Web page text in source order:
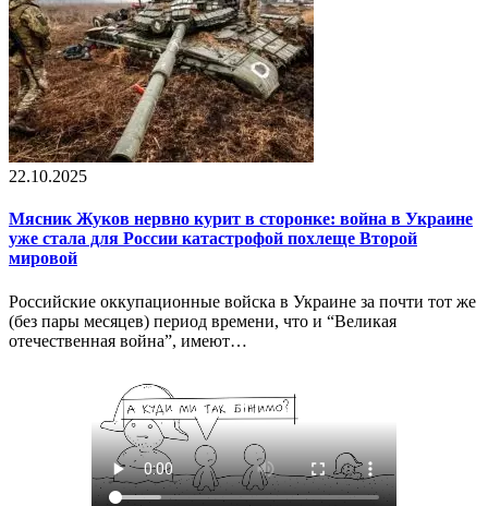
22.10.2025
Мясник Жуков нервно курит в сторонке: война в Украине
уже стала для России катастрофой похлеще Второй
мировой
Российские оккупационные войска в Украине за почти тот же
(без пары месяцев) период времени, что и “Великая
отечественная война”, имеют…